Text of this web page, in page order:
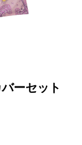
ーセット